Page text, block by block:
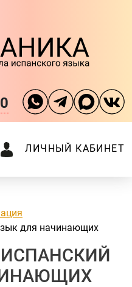
ЛИЧНЫЙ КАБИНЕТ
для начинающих